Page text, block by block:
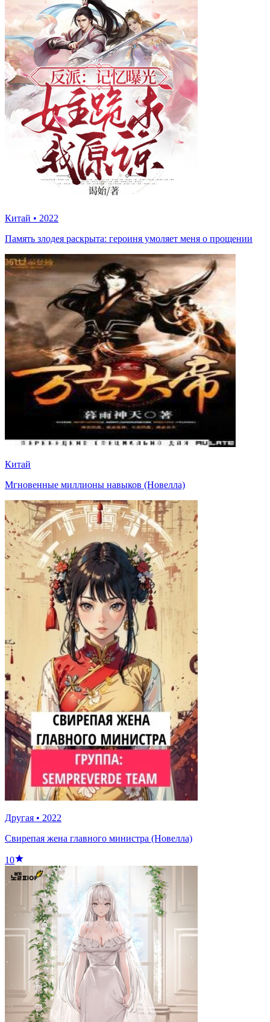
Китай • 2022
Память злодея раскрыта: героиня умоляет меня о прощении
Китай
Мгновенные миллионы навыков (Новелла)
Другая • 2022
Свирепая жена главного министра (Новелла)
10